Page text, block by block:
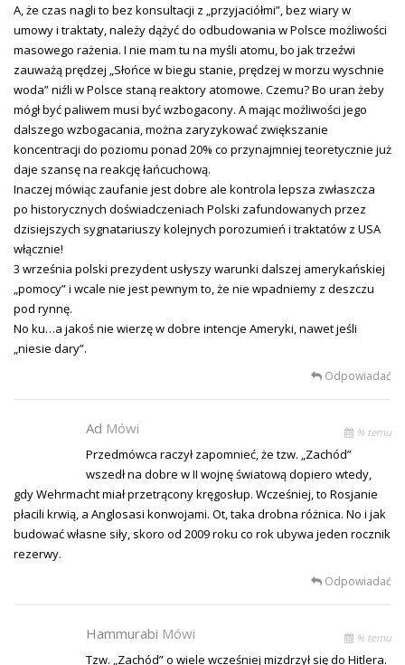
A, że czas nagli to bez konsultacji z „przyjaciółmi”, bez wiary w
umowy i traktaty, należy dążyć do odbudowania w Polsce możliwości
masowego rażenia. I nie mam tu na myśli atomu, bo jak trzeźwi
zauważą prędzej „Słońce w biegu stanie, prędzej w morzu wyschnie
woda” niźli w Polsce staną reaktory atomowe. Czemu? Bo uran żeby
mógł być paliwem musi być wzbogacony. A mając możliwości jego
dalszego wzbogacania, można zaryzykować zwiększanie
koncentracji do poziomu ponad 20% co przynajmniej teoretycznie już
daje szansę na reakcję łańcuchową.
Inaczej mówiąc zaufanie jest dobre ale kontrola lepsza zwłaszcza
po historycznych doświadczeniach Polski zafundowanych przez
dzisiejszych sygnatariuszy kolejnych porozumień i traktatów z USA
włącznie!
3 września polski prezydent usłyszy warunki dalszej amerykańskiej
„pomocy” i wcale nie jest pewnym to, że nie wpadniemy z deszczu
pod rynnę.
No ku…a jakoś nie wierzę w dobre intencje Ameryki, nawet jeśli
„niesie dary”.
Odpowiadać
Ad Mówi % temu
Przedmówca raczył zapomnieć, że tzw. „Zachód”
wszedł na dobre w II wojnę światową dopiero wtedy,
gdy Wehrmacht miał przetrącony kręgosłup. Wcześniej, to Rosjanie
płacili krwią, a Anglosasi konwojami. Ot, taka drobna różnica. No i jak
budować własne siły, skoro od 2009 roku co rok ubywa jeden rocznik
rezerwy.
Odpowiadać
Hammurabi Mówi % temu
Tzw. „Zachód” o wiele wcześniej mizdrzył się do Hitlera.